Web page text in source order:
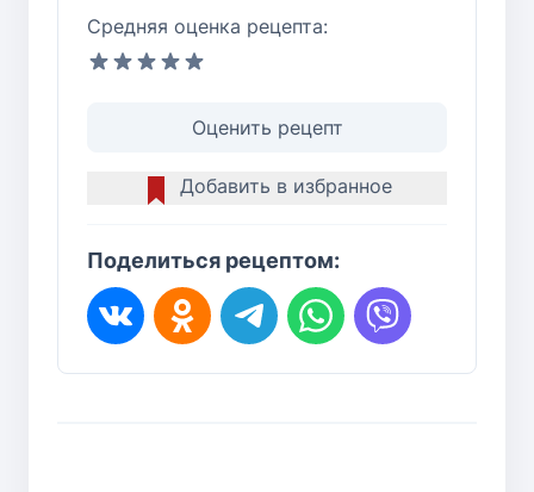
Средняя оценка рецепта:
Оценить рецепт
Добавить в избранное
Поделиться рецептом: